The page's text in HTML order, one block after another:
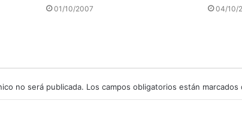
01/10/2007 04/10/
no será publicada. Los campos obligatorios están marcados